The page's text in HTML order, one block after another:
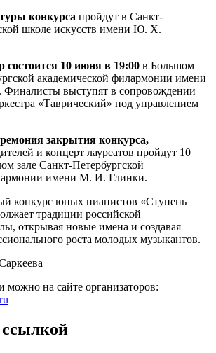
конкурса пройдут в Санкт-
школе искусств имени Ю. Х.
10 июня в 19:00 в Большом
академической филармонии имени
выступят в сопровождении
«Таврический» под управлением
закрытия конкурса,
и концерт лауреатов пройдут 10
зале Санкт-Петербургской
имени М. И. Глинки.
конкурс юных пианистов «Ступень
традиции российской
открывая новые имена и создавая
роста молодых музыкантов.
можно на сайте организаторов: